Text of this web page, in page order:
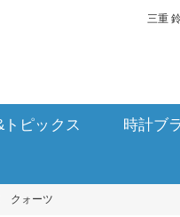
三重
トピックス 時計ブ
クォーツ